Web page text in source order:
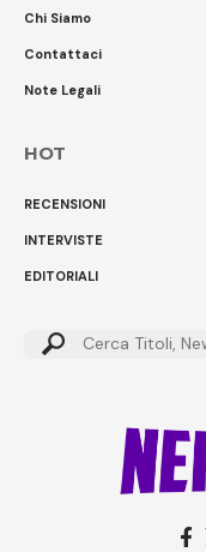
Chi Siamo
Contattaci
Note Legali
HOT
RECENSIONI
INTERVISTE
EDITORIALI